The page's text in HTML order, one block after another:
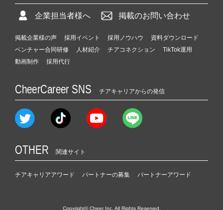
企業担当者様へ 掲載のお問い合わせ
掲載企業様の声 採用イベント 採用ノウハウ
資料ダウンロード
ベンチャー合同研修
人材紹介 チアコネクション
TikTok運用
動画制作
採用代行
CheerCareer SNS チアキャリアからの発信
OTHER 関連サイト
チアキャリアアワード パートナーの募集 パートナーアワード
Copyright© Cheer Inc. All Rights Reserved.